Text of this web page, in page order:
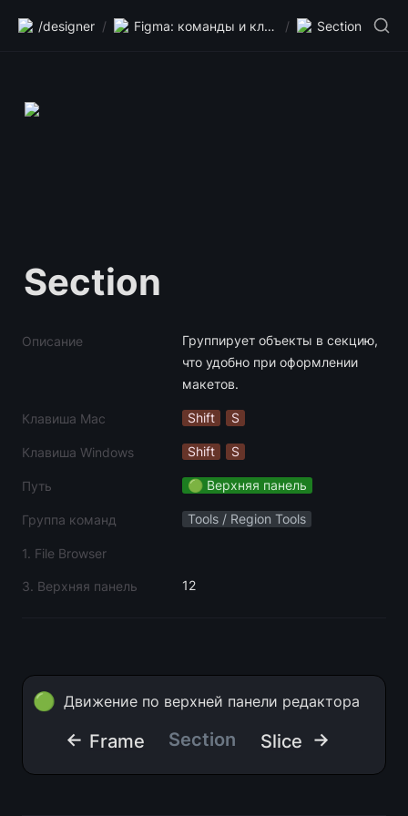
/designer / Figma: команды и клавиши / Section
Section
Описание
Группирует объекты в секцию,
что удобно при оформлении
макетов.
Клавиша Mac Shift S
Клавиша Windows Shift S
Путь 🟢 Верхняя панель
Группа команд Tools / Region Tools
1. File Browser
3. Верхняя панель 12
🟢 Движение по верхней панели редактора
← Frame Section Slice →